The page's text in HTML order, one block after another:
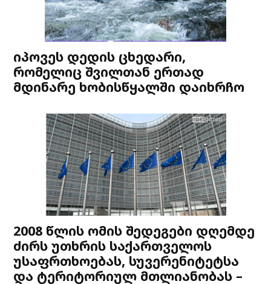
იპოვეს დედის ცხედარი,
რომელიც შვილთან ერთად
მდინარე ხობისწყალში დაიხრჩო
2008 წლის ომის შედეგები დღემდე
ძირს უთხრის საქართველოს
უსაფრთხოებას, სუვერენიტეტსა
და ტერიტორიულ მთლიანობას –